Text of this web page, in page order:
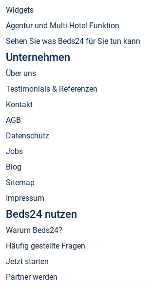
Widgets
Agentur und Multi-Hotel Funktion
Sehen Sie was Beds24 für Sie tun kann
Unternehmen
Über uns
Testimonials & Referenzen
Kontakt
AGB
Datenschutz
Jobs
Blog
Sitemap
Impressum
Beds24 nutzen
Warum Beds24?
Häufig gestellte Fragen
Jetzt starten
Partner werden